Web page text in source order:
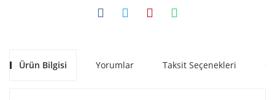
Ürün Bilgisi Yorumlar Taksit Seçenekleri